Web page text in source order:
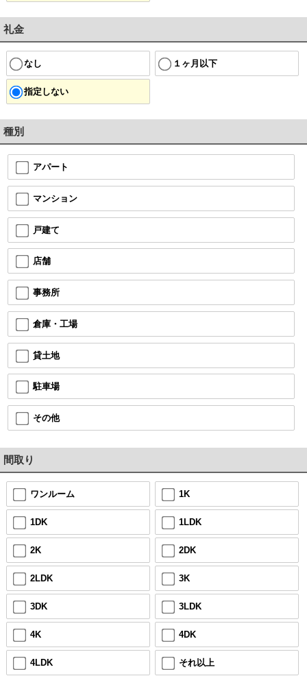
礼金
なし １ヶ月以下
指定しない
種別
アパート
マンション
戸建て
店舗
事務所
倉庫・工場
貸土地
駐車場
その他
間取り
ワンルーム 1K
1DK 1LDK
2K 2DK
2LDK 3K
3DK 3LDK
4K 4DK
4LDK それ以上